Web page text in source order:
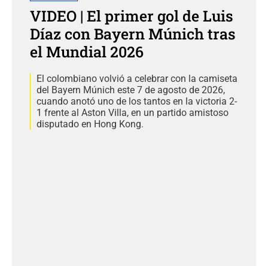
VIDEO | El primer gol de Luis
Díaz con Bayern Múnich tras
el Mundial 2026
El colombiano volvió a celebrar con la camiseta
del Bayern Múnich este 7 de agosto de 2026,
cuando anotó uno de los tantos en la victoria 2-
1 frente al Aston Villa, en un partido amistoso
disputado en Hong Kong.